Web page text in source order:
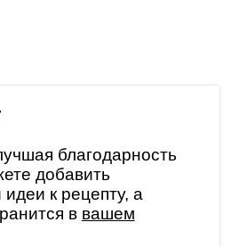
благодарность
добавить
к рецепту, а
в вашем